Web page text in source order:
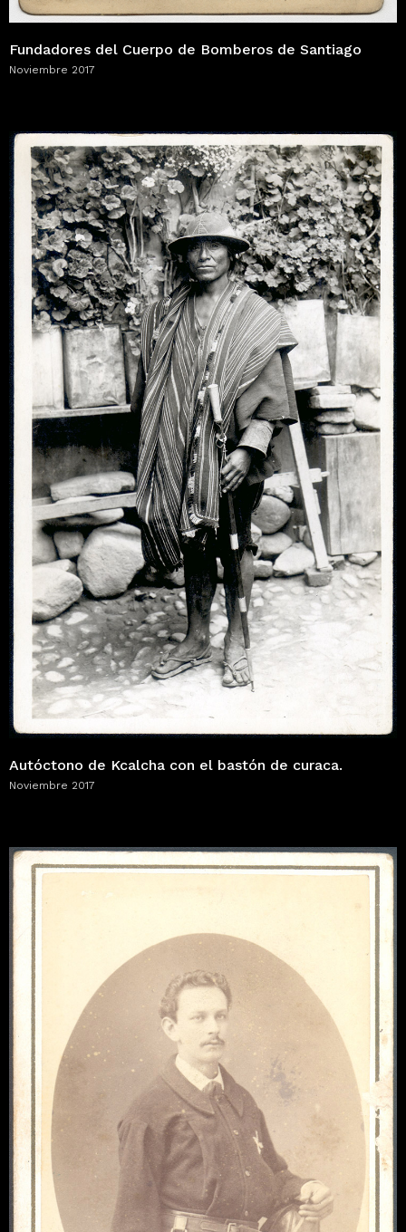
Fundadores del Cuerpo de Bomberos de Santiago
Noviembre 2017
Autóctono de Kcalcha con el bastón de curaca.
Noviembre 2017